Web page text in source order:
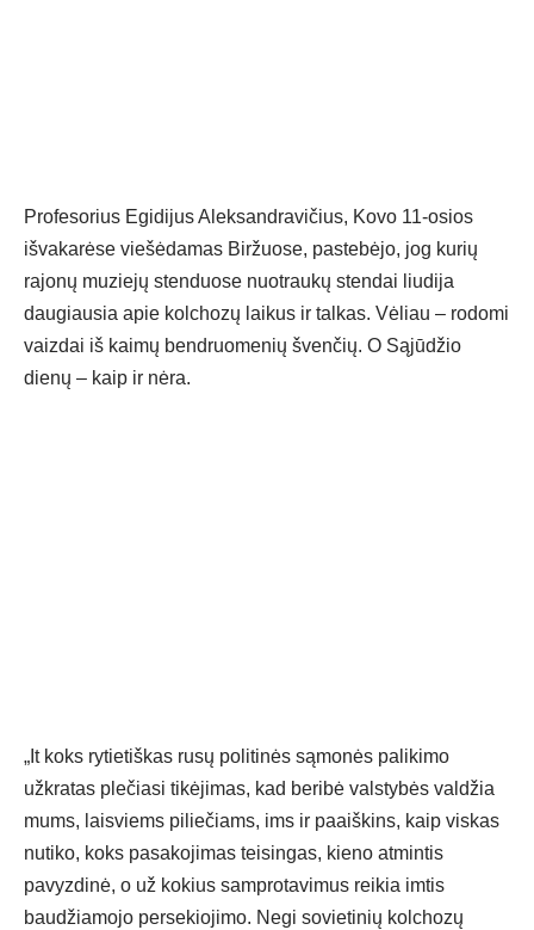
Profesorius Egidijus Aleksandravičius, Kovo 11-osios
išvakarėse viešėdamas Biržuose, pastebėjo, jog kurių
rajonų muziejų stenduose nuotraukų stendai liudija
daugiausia apie kolchozų laikus ir talkas. Vėliau – rodomi
vaizdai iš kaimų bendruomenių švenčių. O Sąjūdžio
dienų – kaip ir nėra.
„It koks rytietiškas rusų politinės sąmonės palikimo
užkratas plečiasi tikėjimas, kad beribė valstybės valdžia
mums, laisviems piliečiams, ims ir paaiškins, kaip viskas
nutiko, koks pasakojimas teisingas, kieno atmintis
pavyzdinė, o už kokius samprotavimus reikia imtis
baudžiamojo persekiojimo. Negi sovietinių kolchozų